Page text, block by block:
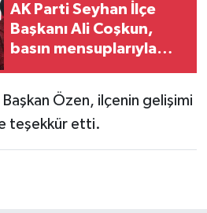
AK Parti Seyhan İlçe
Başkanı Ali Coşkun,
basın mensuplarıyla
Özen, ilçenin gelişimi
teşekkür etti.​​​​​​​